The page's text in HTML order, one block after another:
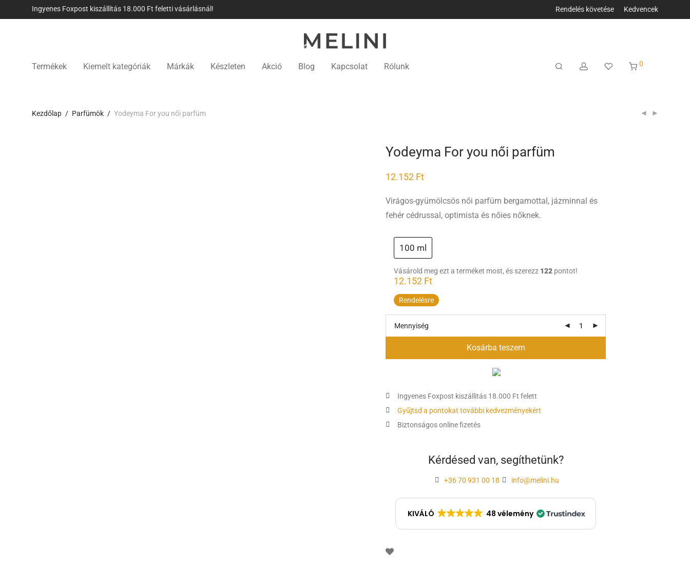
Ingyenes Foxpost kiszállítás 18.000 Ft feletti vásárlásnál! Rendelés követése Kedvencek
Termékek Kiemelt kategóriák Márkák Készleten Akció Blog Kapcsolat Rólunk 0
Kezdőlap / Parfümök / Yodeyma For you női parfüm
Yodeyma For you női parfüm
12.152 Ft
Virágos-gyümölcsös női parfüm bergamottal, jázminnal és
fehér cédrussal, optimista és nőies nőknek.
100 ml
Vásárold meg ezt a terméket most, és szerezz 122 pontot!
12.152 Ft
Rendelésre
Mennyiség
Kosárba teszem
Ingyenes Foxpost kiszállitás 18.000 Ft felett
Gyűjtsd a pontokat további kedvezményekért
Biztonságos online fizetés
Kérdésed van, segíthetünk?
+36 70 931 00 18 info@melini.hu
KIVÁLÓ 48 vélemény